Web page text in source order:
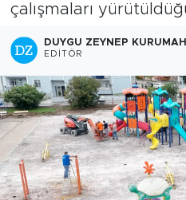
çalışmaları
DUYGU ZEYNEP
EDITÖR